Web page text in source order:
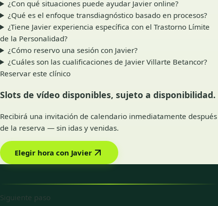
¿Con qué situaciones puede ayudar Javier online?
¿Qué es el enfoque transdiagnóstico basado en procesos?
¿Tiene Javier experiencia específica con el Trastorno Límite
de la Personalidad?
¿Cómo reservo una sesión con Javier?
¿Cuáles son las cualificaciones de Javier Villarte Betancor?
Reservar este clínico
Slots de vídeo disponibles, sujeto a disponibilidad.
Recibirá una invitación de calendario inmediatamente después
de la reserva — sin idas y venidas.
Elegir hora con Javier
Siguiente paso